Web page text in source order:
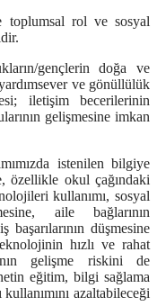
toplumsal rol ve sosyal
gençlerin doğa ve
ve gönüllülük
iletişim becerilerinin
gelişmesine imkan
istenilen bilgiye
özellikle okul çağındaki
kullanımı, sosyal
aile bağlarının
başarılarının düşmesine
hızlı ve rahat
gelişme riskini de
eğitim, bilgi sağlama
kullanımını azaltabileceği